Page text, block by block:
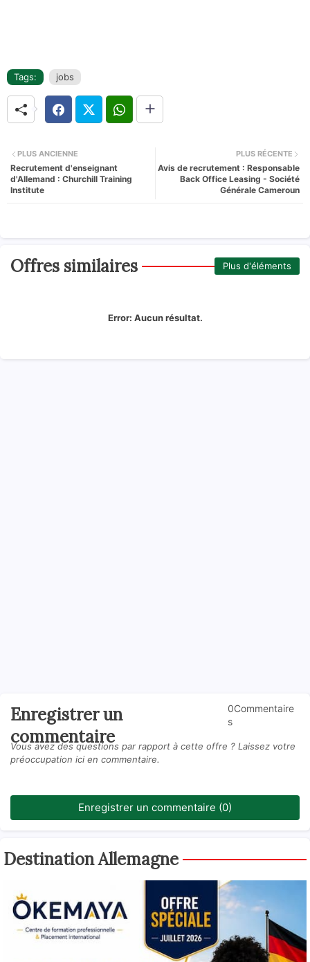
Tags: jobs
PLUS RÉCENTE
Avis de recrutement : Responsable
Back Office Leasing - Société
Générale Cameroun
PLUS ANCIENNE
Recrutement d'enseignant
d'Allemand : Churchill Training
Institute
Offres similaires Plus d'éléments
Error: Aucun résultat.
Enregistrer un
commentaire
0Commentaire
s
Vous avez des questions par rapport à cette offre ? Laissez votre
préoccupation ici en commentaire.
Enregistrer un commentaire (0)
Destination Allemagne